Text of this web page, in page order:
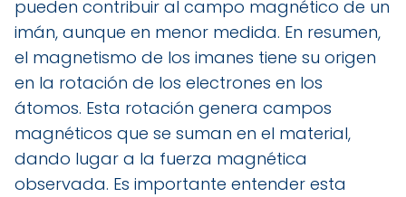
pueden contribuir al campo magnético de un
imán, aunque en menor medida. En resumen,
el magnetismo de los imanes tiene su origen
en la rotación de los electrones en los
átomos. Esta rotación genera campos
magnéticos que se suman en el material,
dando lugar a la fuerza magnética
observada. Es importante entender esta